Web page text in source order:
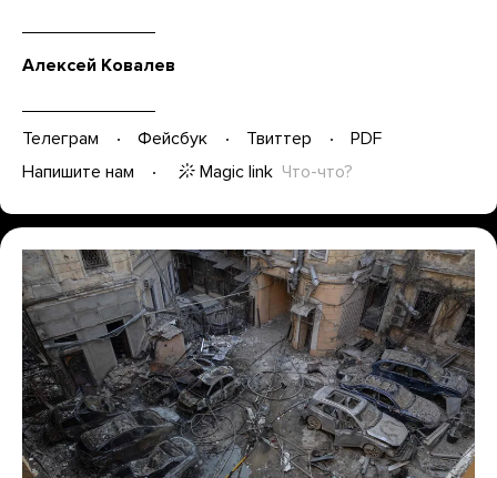
Алексей Ковалев
Телеграм Фейсбук Твиттер
PDF
Напишите нам
Magic link Что-что?